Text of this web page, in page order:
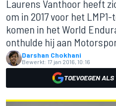
Laurens Vanthoor heeft
om in 2017 voor het
komen in het World
onthulde hij aan
Darshan Chokhani
Bewerkt: 17 jan 2016, 10:16
TOEVOEGEN ALS